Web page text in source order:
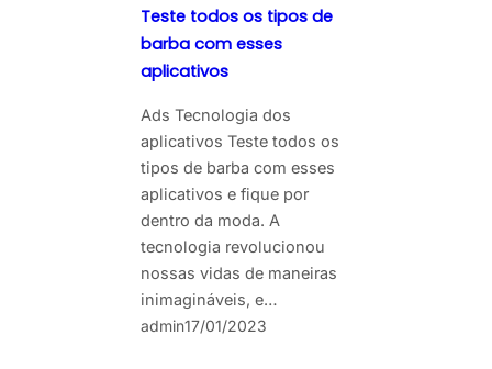
Teste todos os tipos de
barba com esses
aplicativos
Ads Tecnologia dos
aplicativos Teste todos os
tipos de barba com esses
aplicativos e fique por
dentro da moda. A
tecnologia revolucionou
nossas vidas de maneiras
inimagináveis, e…
admin17/01/2023